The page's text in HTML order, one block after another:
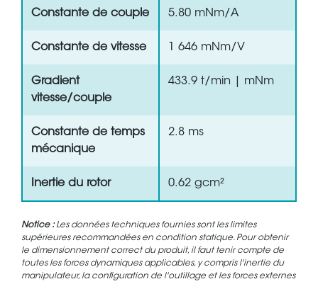
Constante de couple 5.80 mNm/A
Constante de vitesse 1 646 mNm/V
Gradient
vitesse/couple
433.9 t/min | mNm
Constante de temps
mécanique
2.8 ms
Inertie du rotor 0.62 gcm²
Notice :Les données techniques fournies sont les limites
supérieures recommandées en condition statique. Pour obtenir
le dimensionnement correct du produit, il faut tenir compte de
toutes les forces dynamiques applicables, y compris l'inertie du
manipulateur, la configuration de l'outillage et les forces externes